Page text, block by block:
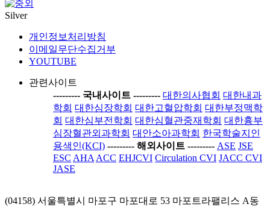
Silver
개인정보처리방침
이메일무단수집거부
YOUTUBE
관련사이트
--------- 국내사이트 --------- 대한의사협회 대한내과
학회 대한심장학회 대한고혈압학회 대한부정맥학
회 대한심부전학회 대한심혈관중재학회 대한흉부
심장혈관외과학회 대안소아과학회 한국학술지인
용색인(KCI) --------- 해외사이트 --------- ASE JSE
ESC AHA ACC EHJCVI Circulation CVI JACC CVI
JASE
(04158) 서울특별시 마포구 마포대로 53 마포트라팰리스 A동